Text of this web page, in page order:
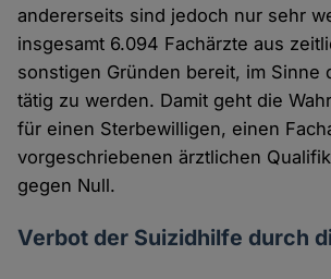
andererseits sind jedoch nur sehr
insgesamt 6.094 Fachärzte aus
sonstigen Gründen bereit, im Sinne
tätig zu werden. Damit geht die
für einen Sterbewilligen, einen
vorgeschriebenen ärztlichen
gegen Null.
Verbot der Suizidhilfe durch